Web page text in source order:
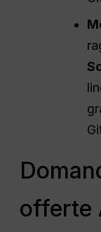
offerte